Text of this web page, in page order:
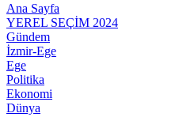
Ana Sayfa
YEREL SEÇİM 2024
Gündem
İzmir-Ege
Ege
Politika
Ekonomi
Dünya